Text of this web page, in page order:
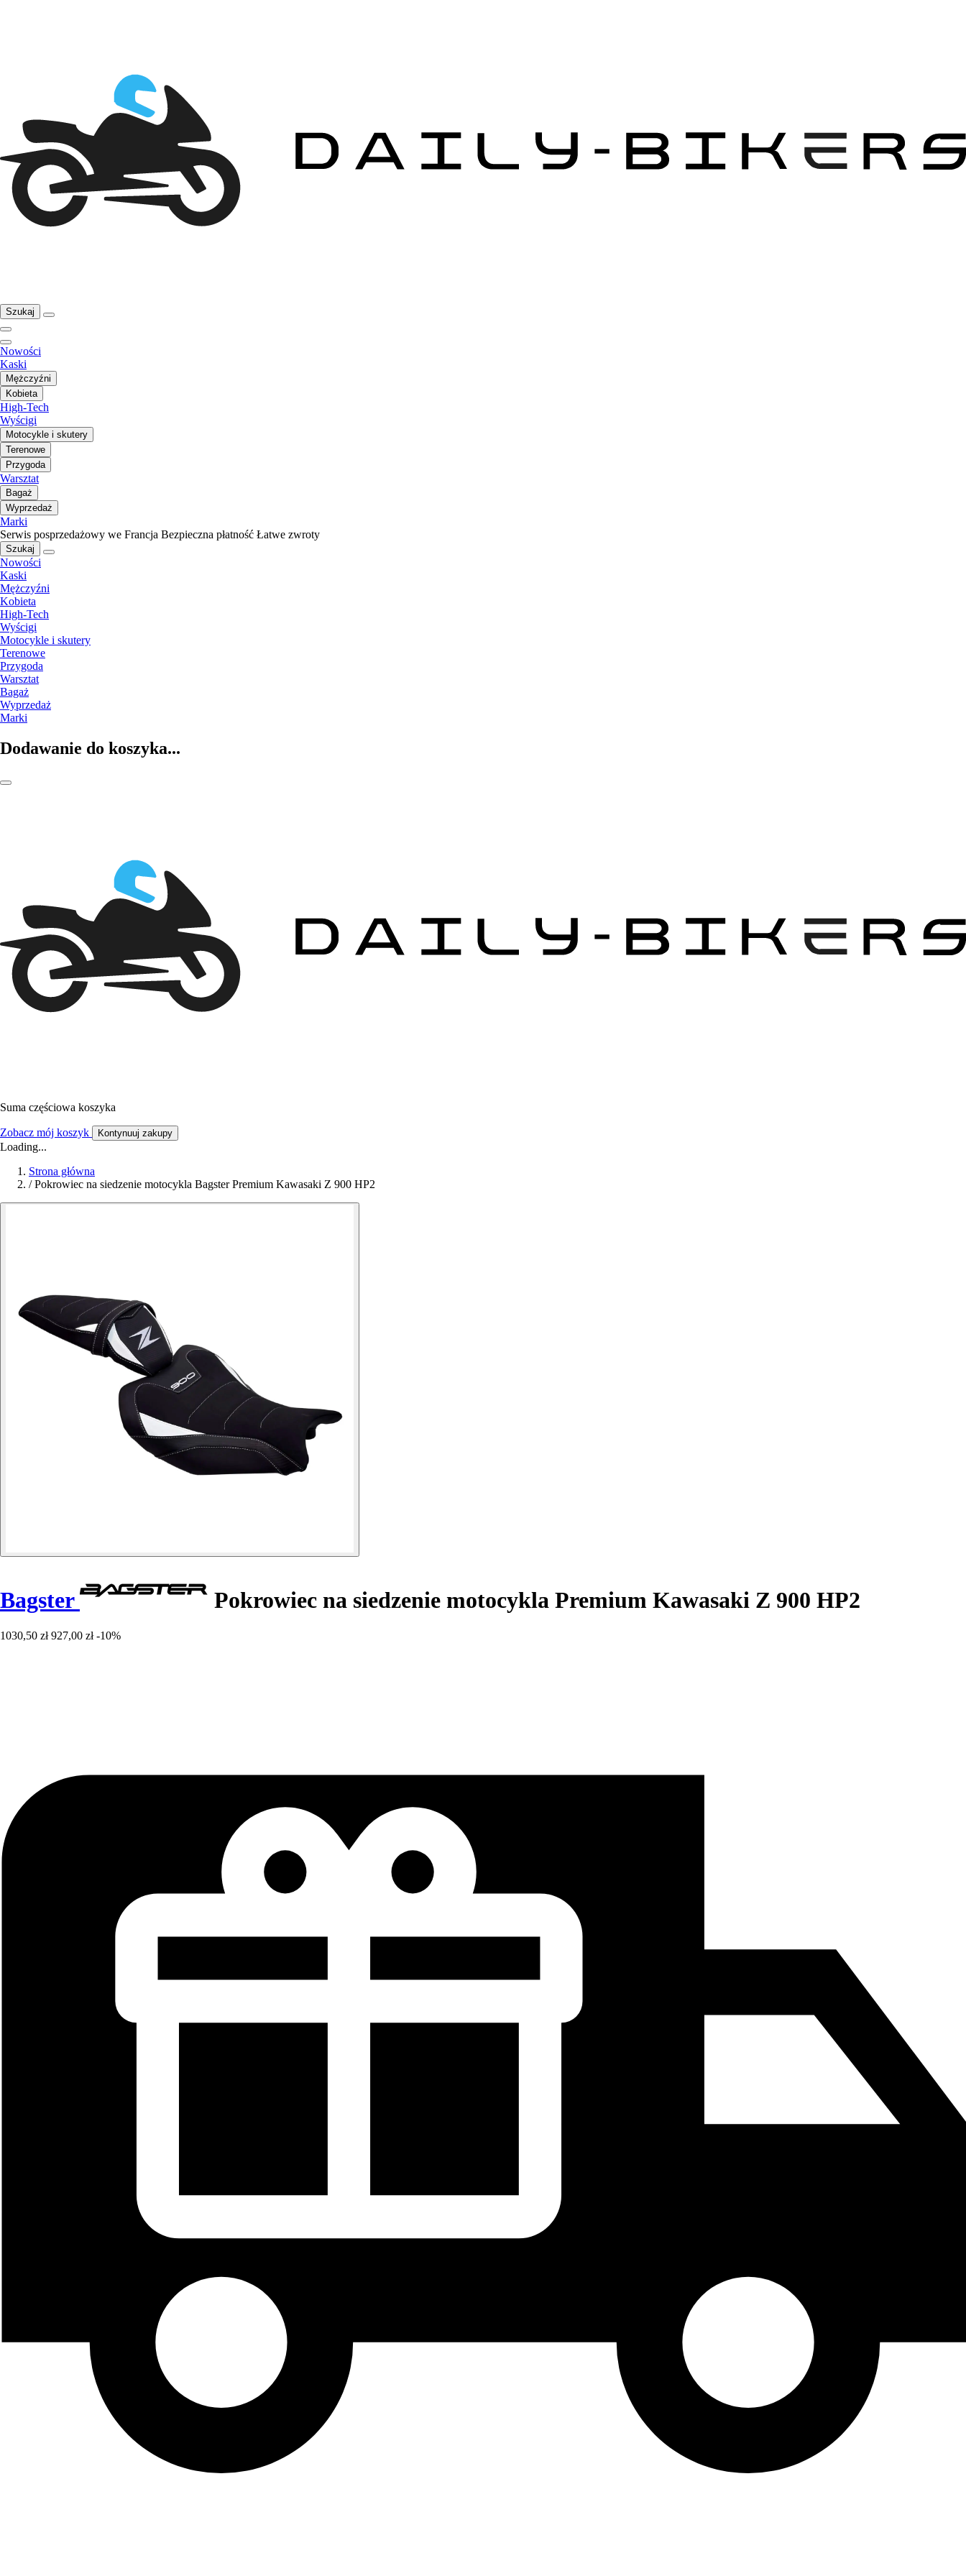
Szukaj
Nowości
Kaski
Mężczyźni
Kobieta
High-Tech
Wyścigi
Motocykle i skutery
Terenowe
Przygoda
Warsztat
Bagaż
Wyprzedaż
Marki
Serwis posprzedażowy we Francja Bezpieczna płatność Łatwe zwroty
Szukaj
Nowości
Kaski
Mężczyźni
Kobieta
High-Tech
Wyścigi
Motocykle i skutery
Terenowe
Przygoda
Warsztat
Bagaż
Wyprzedaż
Marki
Dodawanie do koszyka...
Suma częściowa koszyka
Zobacz mój koszyk Kontynuuj zakupy
Loading...
Strona główna
/ Pokrowiec na siedzenie motocykla Bagster Premium Kawasaki Z 900 HP2
Bagster Pokrowiec na siedzenie motocykla Premium Kawasaki Z 900 HP2
1030,50 zł 927,00 zł -10%